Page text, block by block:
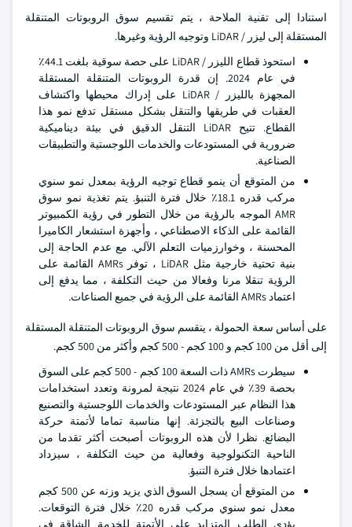
استنادا إلى تقنية الملاحة ، يتم تقسيم سوق الروبوتات المتنقلة
المستقلة إلى ليزر / LiDAR وتوجيه الرؤية وغيرها.
استحوذ قطاع الليزر / LiDAR على حصة سوقية بلغت 44.1٪
في عام 2024. إن قدرة الروبوتات المتنقلة المستقلة
المجهزة بالليزر / LiDAR على إدراك محيطها واكتشاف
العقبات في طريقها والتنقل بشكل مستقل تدفع نمو هذا
القطاع. تتيح LiDAR التنقل الدقيق في بيئة ديناميكية
ضرورية في المستودعات والخدمات اللوجستية والتطبيقات
الصناعية.
من المتوقع أن ينمو قطاع توجيه الرؤية بمعدل نمو سنوي
مركب قدره 18.1٪ خلال فترة التنبؤ. يتم تغذية نمو سوق
AMR الموجه بالرؤية من خلال التطور في رؤية الكمبيوتر
القائمة على الذكاء الاصطناعي ، وأجهزة استشعار الكاميرا
المحسنة ، وخوارزميات التعلم الآلي. مع عدم الحاجة إلى
بنية تحتية خارجية مثل LiDAR ، توفر AMRs القائمة على
الرؤية تنقلا مرنا وفعالا من حيث التكلفة ، مما يدفع إلى
اعتماد AMRs القائمة على الرؤية في جميع الصناعات.
على أساس سعة الحمولة ، ينقسم سوق الروبوتات المتنقلة المستقلة
إلى أقل من 100 كجم و 100 كجم - 500 كجم وأكثر من 500 كجم.
سيطرت AMRs ذات السعة 100 كجم - 500 كجم على السوق
بحصة 39٪ في عام 2024 نتيجة لمرونة وتعدد استخدامات
هذا النظام عبر المستودعات والخدمات اللوجستية والتصنيع
وصناعات البيع بالتجزئة. إنها مناسبة تماما لأتمتة حركة
البضائع. نظرا لأن هذه الروبوتات أصبحت أكثر تقدما من
الناحية التكنولوجية وفعالية من حيث التكلفة ، سيزداد
اعتمادها خلال فترة التنبؤ.
من المتوقع أن يسجل السوق الذي يزيد وزنه عن 500 كجم
معدل نمو سنوي مركب قدره 20٪ خلال فترة التوقعات.
يؤدي الطلب المتزايد على الأتمتة للخدمة الشاقة في